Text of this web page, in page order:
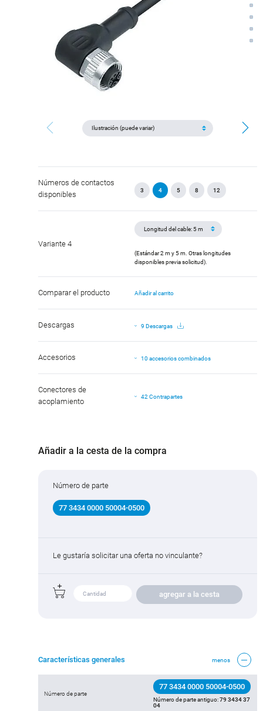
Números de contactos
disponibles
3 4 5 8 12
Variante 4
(Estándar 2 m y 5 m. Otras longitudes
disponibles previa solicitud).
Comparar el producto Añadir al carrito
Descargas 9 Descargas
Accesorios 10 accesorios combinados
Conectores de
acoplamiento
42 Contrapartes
Añadir a la cesta de la compra
Número de parte
77 3434 0000 50004-0500
Le gustaría solicitar una oferta no vinculante?
agregar a la cesta
Características generales menos
Número de parte
77 3434 0000 50004-0500
Número de parte antiguo:79 3434 37
04